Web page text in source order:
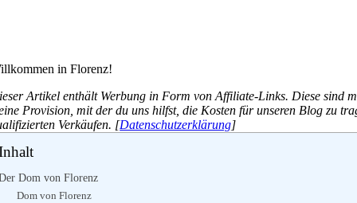
in Florenz!
Artikel enthält Werbung in Form von Affiliate-Links. Diese sind
Provision, mit der du uns hilfst, die Kosten für unseren Blog zu
Verkäufen. [Datenschutzerklärung]
Dom von Florenz
Dom von Florenz